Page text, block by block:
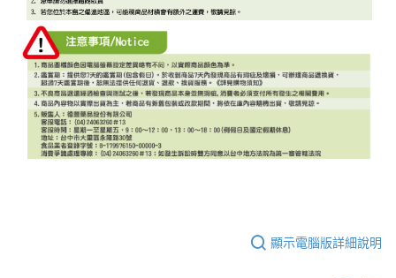
顯示電腦版詳細說明